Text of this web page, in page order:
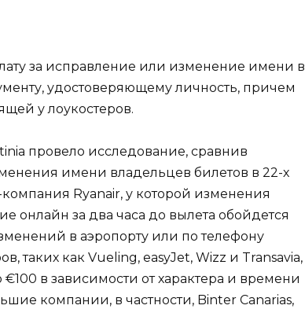
за исправление или изменение имени в
удостоверяющему личность, причем
у лоукостеров.
провело исследование, сравнив
имени владельцев билетов в 22-х
Ryanair, у которой изменения
онлайн за два часа до вылета обойдется
в аэропорту или по телефону
таких как Vueling, easyJet, Wizz и Transavia,
в зависимости от характера и времени
компании, в частности, Binter Canarias,